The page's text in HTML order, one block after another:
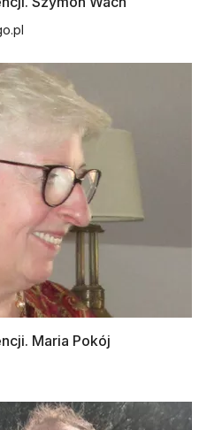
Maria Pokój